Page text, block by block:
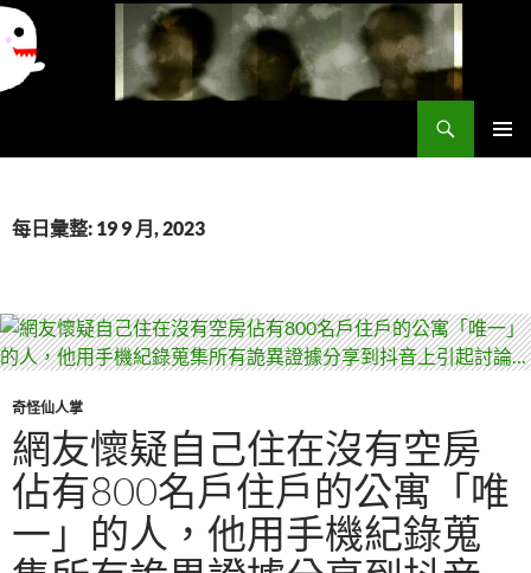
要
每日彙整: 19 9 月, 2023
奇怪仙人掌
網友懷疑自己住在沒有空房
佔有800名戶住戶的公寓「唯
一」的人，他用手機紀錄蒐